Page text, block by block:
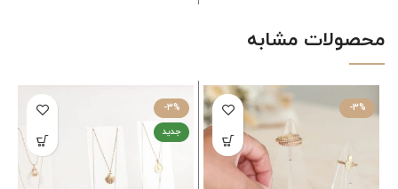
کاربردی است تزئینی و دکوری
جذابی هم است،
می توانید با
انتخاب رنگ چوب متناسب با
سبک خود، صفحه نمایش خود را
شخصی سازی کنید. اندازه
2 عدد
میله چوبی مستطیلی: 20 سانتی
پایه: 10*10
سانتی متر
مواد برنج
انتخاب چوب: چوب
محصولات مشابه
-3%
-3%
جدید